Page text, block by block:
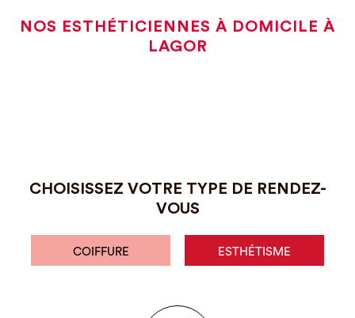
NOS ESTHÉTICIENNES À DOMICILE À
LAGOR
CHOISISSEZ VOTRE TYPE DE RENDEZ-
VOUS
COIFFURE ESTHÉTISME